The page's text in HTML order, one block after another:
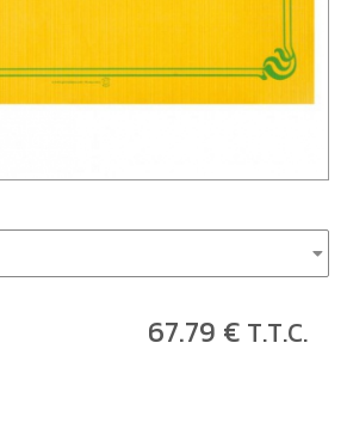
67.79 € T.T.C.